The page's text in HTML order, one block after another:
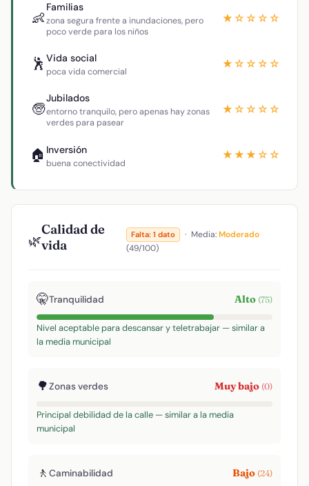
👶
Familias
zona segura frente a inundaciones, pero
poco verde para los niños
★☆☆☆☆
🕺 Vida social
poca vida comercial
★☆☆☆☆
🧓
Jubilados
entorno tranquilo, pero apenas hay zonas
verdes para pasear
★☆☆☆☆
🏠 Inversión
buena conectividad
★★★☆☆
🌿
Calidad de
vida
Falta: 1 dato · Media:Moderado
(49/100)
🤫Tranquilidad Alto (75)
Nivel aceptable para descansar y teletrabajar — similar a
la media municipal
🌳Zonas verdes Muy bajo (0)
Principal debilidad de la calle — similar a la media
municipal
🚶 Caminabilidad Bajo (24)